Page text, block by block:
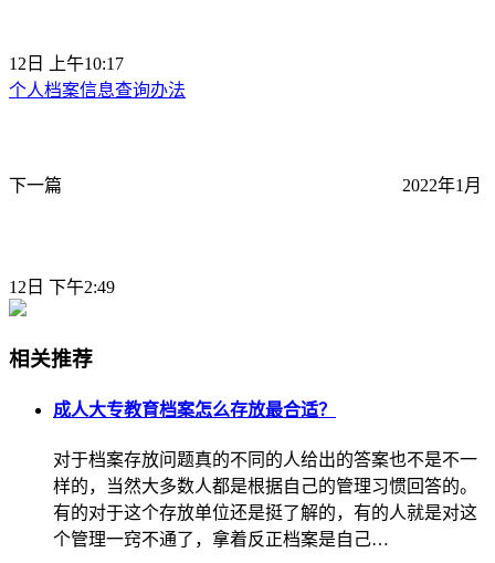
12日 上午10:17
个人档案信息查询办法
下一篇 2022年1月
12日 下午2:49
相关推荐
成人大专教育档案怎么存放最合适？
对于档案存放问题真的不同的人给出的答案也不是不一
样的，当然大多数人都是根据自己的管理习惯回答的。
有的对于这个存放单位还是挺了解的，有的人就是对这
个管理一窍不通了，拿着反正档案是自己…